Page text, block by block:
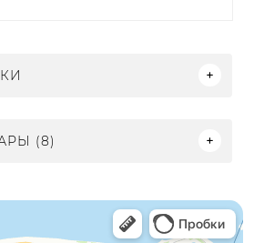
(8)
в Нижнем Новгороде